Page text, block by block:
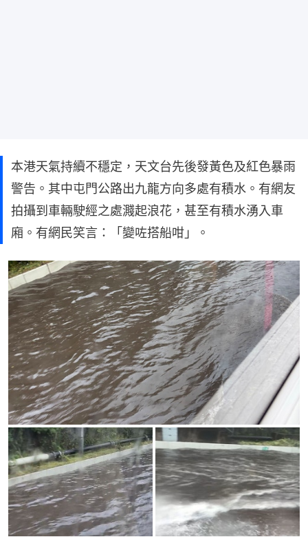
本港天氣持續不穩定，天文台先後發黃色及紅色暴雨
警告。其中屯門公路出九龍方向多處有積水。有網友
拍攝到車輛駛經之處濺起浪花，甚至有積水湧入車
廂。有網民笑言：「變咗搭船咁」。